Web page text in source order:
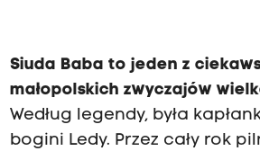
Siuda Baba to jeden z
małopolskich zwyczajów
Według legendy, była
bogini Ledy. Przez cały rok